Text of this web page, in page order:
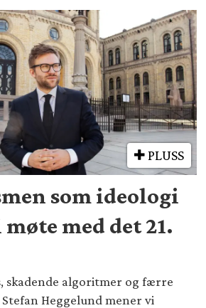
PLUSS
som ideologi
med det 21.
skadende algoritmer og færre
Heggelund mener vi